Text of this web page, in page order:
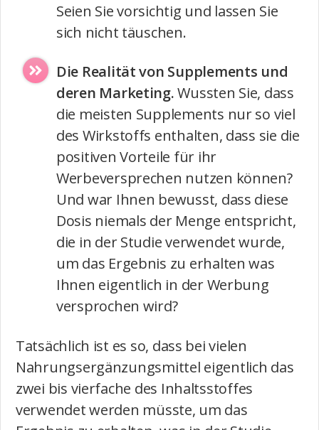
Seien Sie vorsichtig und lassen Sie
sich nicht täuschen.
Die Realität von Supplements und
deren Marketing.Wussten Sie, dass
die meisten Supplements nur so viel
des Wirkstoffs enthalten, dass sie die
positiven Vorteile für ihr
Werbeversprechen nutzen können?
Und war Ihnen bewusst, dass diese
Dosis niemals der Menge entspricht,
die in der Studie verwendet wurde,
um das Ergebnis zu erhalten was
Ihnen eigentlich in der Werbung
versprochen wird?
Tatsächlich ist es so, dass bei vielen
Nahrungsergänzungsmittel eigentlich das
zwei bis vierfache des Inhaltsstoffes
verwendet werden müsste, um das